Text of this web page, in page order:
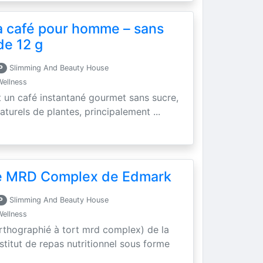
pour homme – sans
12 g
Slimming And Beauty House
café instantané gourmet sans sucre,
de plantes, principalement ...
MRD Complex de Edmark
Slimming And Beauty House
à tort mrd complex) de la
de repas nutritionnel sous forme